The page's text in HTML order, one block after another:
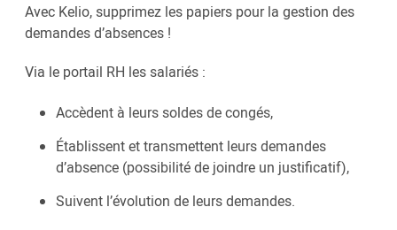
Avec Kelio, supprimez les papiers pour la gestion des
demandes d’absences !
Via le portail RH les salariés :
Accèdent à leurs soldes de congés,
Établissent et transmettent leurs demandes
d’absence (possibilité de joindre un justificatif),
Suivent l’évolution de leurs demandes.